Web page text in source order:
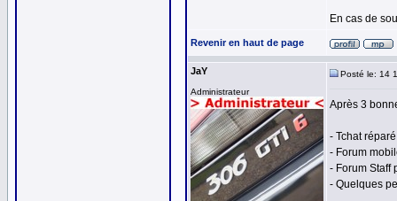
En cas de
Revenir en haut de page
JaY
Administrateur
Posté le: 14
Après 3
- Tchat
- Forum
- Forum Staff
- Quelques